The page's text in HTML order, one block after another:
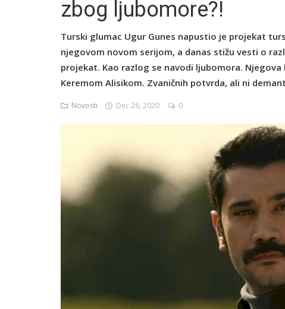
zbog ljubomore?!
Turski glumac Ugur Gunes napustio je projekat
njegovom novom serijom, a danas stižu vesti o
projekat. Kao razlog se navodi ljubomora.
Keremom Alisikom. Zvaničnih potvrda, ali ni
Novosti Dec 26, 2020 0